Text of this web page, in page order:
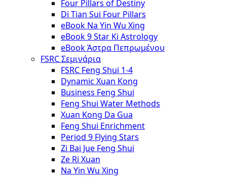
Four Pillars of Destiny
Di Tian Sui Four Pillars
eBook Na Yin Wu Xing
eBook 9 Star Ki Astrology
eBook Άστρα Πεπρωμένου
FSRC Σεμινάρια
FSRC Feng Shui 1-4
Dynamic Xuan Kong
Business Feng Shui
Feng Shui Water Methods
Xuan Kong Da Gua
Feng Shui Enrichment
Period 9 Flying Stars
Zi Bai Jue Feng Shui
Ze Ri Xuan
Na Yin Wu Xing